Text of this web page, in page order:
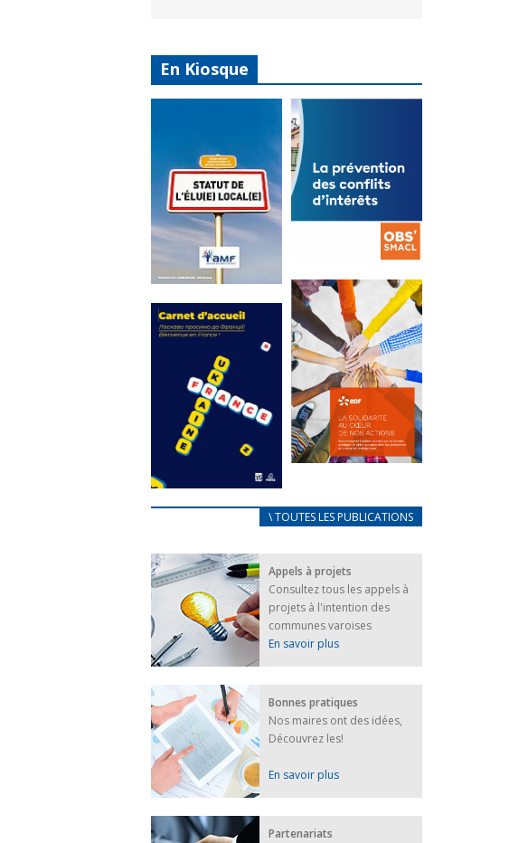
En Kiosque
Statut de
l’élu local
Mise à jour avril
2024
FEUILLETER
La
prévention
des conflits
d’intérêts
18 septembre 2023
FEUILLETER
au coeur de
nos actions
FEUILLETER
FRANÇAIS/UKRAINIEN
25 avril 2022
Afin
d’accompagner
au mieux les
réfugiés
ukrainiens arrivés
en France,...
FEUILLETER
\ TOUTES LES PUBLICATIONS
Appels à projets
Consultez tous les appels à
projets à l'intention des
communes varoises
En savoir plus
Bonnes pratiques
Nos maires ont des idées,
Découvrez les!
En savoir plus
Partenariats